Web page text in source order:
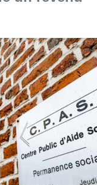
de la moitié des
sous
ciel